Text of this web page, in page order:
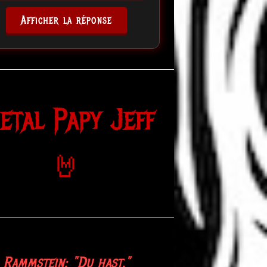
Afficher la réponse
Papy Jeff
🤘
Rammstein: "Du hast."